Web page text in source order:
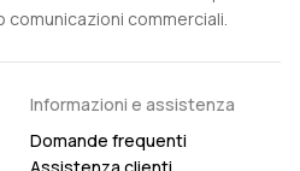
comunicazioni commerciali.
Informazioni e assistenza
Domande frequenti